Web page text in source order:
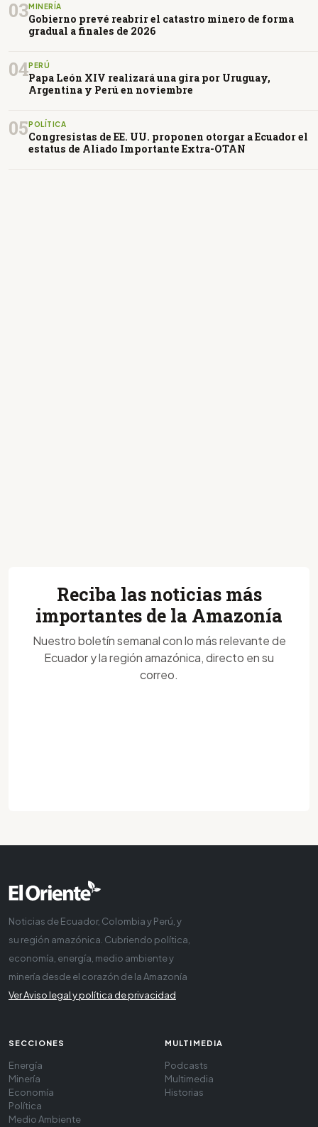
03MINERÍA
Gobierno prevé reabrir el catastro minero de forma
gradual a finales de 2026
04PERÚ
Papa León XIV realizará una gira por Uruguay,
Argentina y Perú en noviembre
05 POLÍTICA
Congresistas de EE. UU. proponen otorgar a Ecuador el
estatus de Aliado Importante Extra-OTAN
Reciba las noticias más
importantes de la Amazonía
Nuestro boletín semanal con lo más relevante de
Ecuador y la región amazónica, directo en su
correo.
Noticias de Ecuador, Colombia y Perú, y
su región amazónica. Cubriendo política,
economía, energía, medio ambiente y
minería desde el corazón de la Amazonía
Ver Aviso legal y política de privacidad
SECCIONES
Energía
Minería
Economía
Política
Medio Ambiente
MULTIMEDIA
Podcasts
Multimedia
Historias